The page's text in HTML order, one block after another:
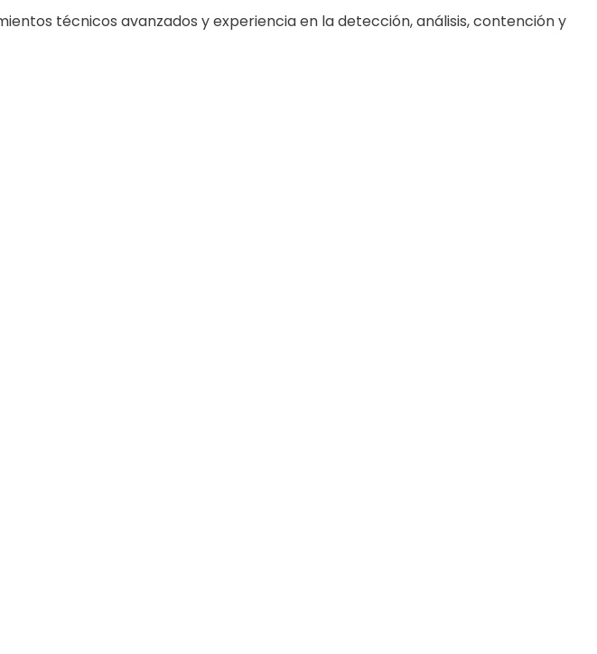
técnicos avanzados y experiencia en la detección, análisis, contención y